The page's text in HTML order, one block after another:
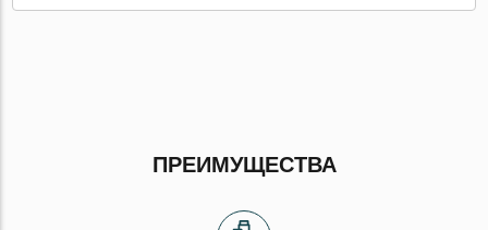
ПРЕИМУЩЕСТВА